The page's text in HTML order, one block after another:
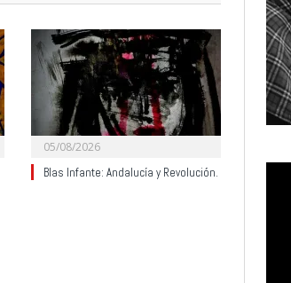
05/08/2026
Blas Infante: Andalucía y Revolución.